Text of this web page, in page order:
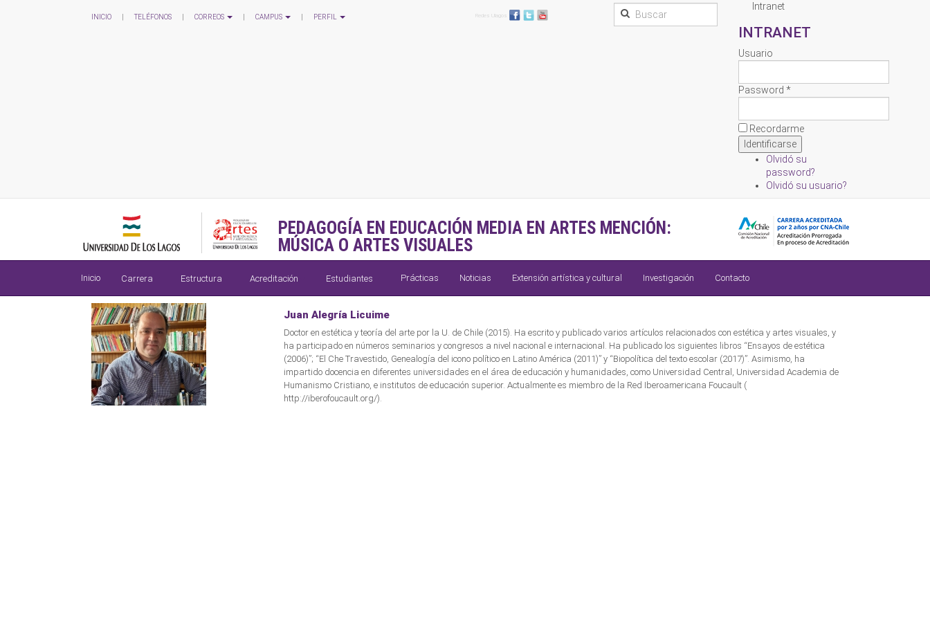
INICIO TELÉFONOS CORREOS CAMPUS PERFIL Redes Ulagos
Intranet
INTRANET
Usuario
Password *
Recordarme
Olvidó su
password?
Olvidó su usuario?
PEDAGOGÍA EN EDUCACIÓN MEDIA EN ARTES MENCIÓN:
MÚSICA O ARTES VISUALES
Inicio Carrera Estructura Acreditación Estudiantes Prácticas Noticias Extensión artística y cultural Investigación Contacto
Juan Alegría Licuime
Doctor en estética y teoría del arte por la U. de Chile (2015). Ha escrito y publicado varios artículos relacionados con estética y artes visuales, y
ha participado en números seminarios y congresos a nivel nacional e internacional. Ha publicado los siguientes libros “Ensayos de estética
(2006)”; “El Che Travestido, Genealogía del icono político en Latino América (2011)” y “Biopolítica del texto escolar (2017)”. Asimismo, ha
impartido docencia en diferentes universidades en el área de educación y humanidades, como Universidad Central, Universidad Academia de
Humanismo Cristiano, e institutos de educación superior. Actualmente es miembro de la Red Iberoamericana Foucault (
http://iberofoucault.org/).